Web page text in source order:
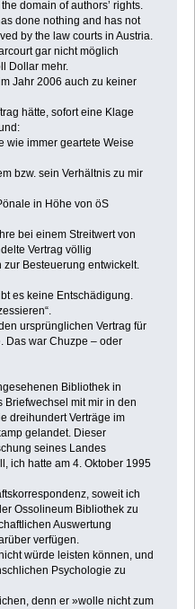
domain of authors’ rights.
done nothing and has not
by the law courts in Austria.
gar nicht möglich
Dollar mehr.
Jahr 2006 auch zu keiner
hätte, sofort eine Klage
wie immer geartete Weise
bzw. sein Verhältnis zu mir
in Höhe von öS
bei einem Streitwert von
Vertrag völlig
Besteuerung entwickelt.
es keine Entschädigung.
ursprünglichen Vertrag für
Das war Chuzpe – oder
Bibliothek in
Briefwechsel mit mir in den
dreihundert Verträge im
gelandet. Dieser
seines Landes
ich hatte am 4. Oktober 1995
soweit ich
Ossolineum Bibliothek zu
Auswertung
verfügen.
würde leisten können, und
Psychologie zu
denn er »wolle nicht zum